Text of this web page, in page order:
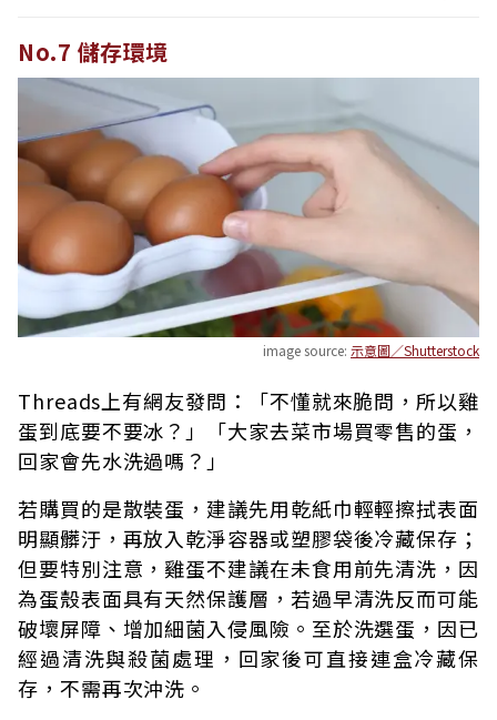
No.7 儲存環境
image source: 示意圖／Shutterstock
Threads上有網友發問：「不懂就來脆問，所以雞
蛋到底要不要冰？」「大家去菜市場買零售的蛋，
回家會先水洗過嗎？」
若購買的是散裝蛋，建議先用乾紙巾輕輕擦拭表面
明顯髒汙，再放入乾淨容器或塑膠袋後冷藏保存；
但要特別注意，雞蛋不建議在未食用前先清洗，因
為蛋殼表面具有天然保護層，若過早清洗反而可能
破壞屏障、增加細菌入侵風險。至於洗選蛋，因已
經過清洗與殺菌處理，回家後可直接連盒冷藏保
存，不需再次沖洗。